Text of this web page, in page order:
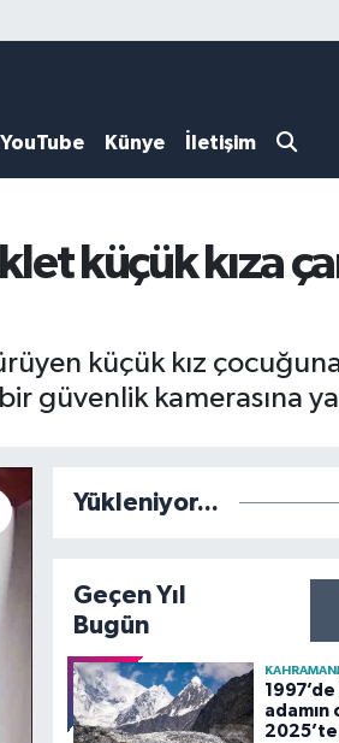
YouTube Künye İletişim
küçük kıza
küçük kız
güvenlik kamerasına
Yükleniyor...
Geçen Yıl
Bugün
adamın